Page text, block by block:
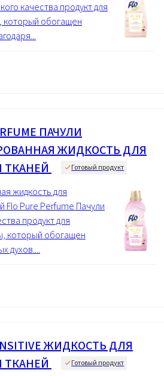
качества продукт для
который обогащен
ПАЧУЛИ
ЖИДКОСТЬ ДЛЯ
ТКАНЕЙ
Готовый продукт
жидкость для
Flo Pure Perfume Пачули
продукт для
который обогащен
духов....
ЖИДКОСТЬ ДЛЯ
ТКАНЕЙ
Готовый продукт